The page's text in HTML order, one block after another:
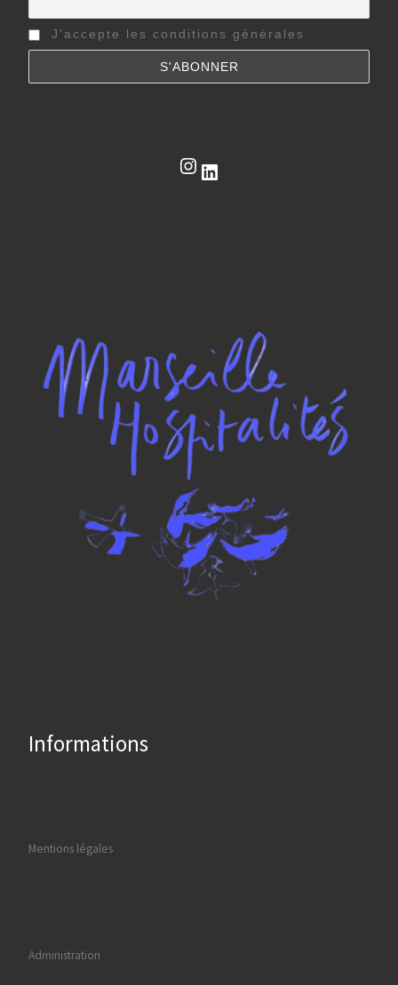
J'accepte les conditions générales
Instagram
LinkedIn
Informations
Mentions légales
Administration